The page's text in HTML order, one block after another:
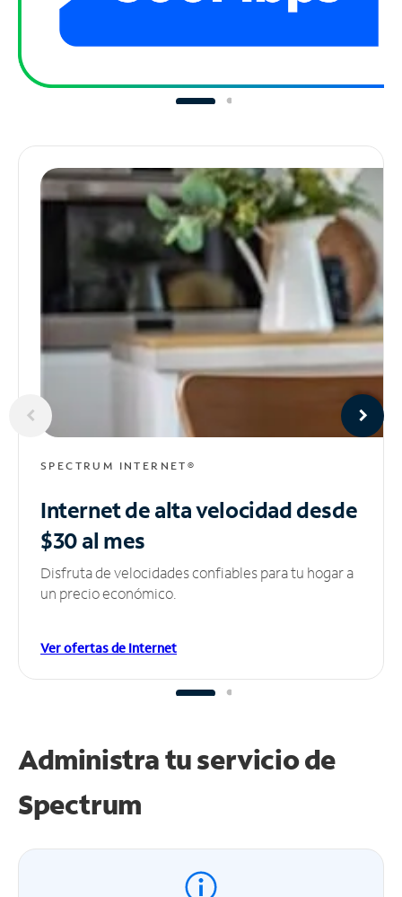
SPECTRUM INTERNET®
Internet de alta velocidaddesde
$30 al mes
Disfruta de velocidades confiables para tu hogar a
un precio económico.
Ver ofertas de Internet
Administra tuservicio de
Spectrum